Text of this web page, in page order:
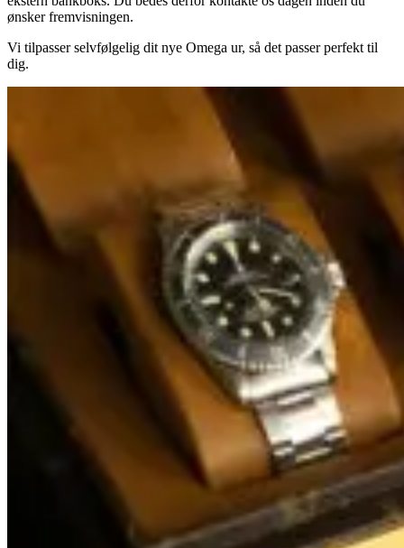
ønsker fremvisningen.
Vi tilpasser selvfølgelig dit nye Omega ur, så det passer perfekt til
dig.